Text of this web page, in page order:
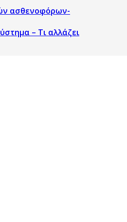
ασθενοφόρων-
– Τι αλλάζει